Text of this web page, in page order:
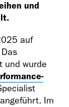
und
auf
und wurde
-
Im